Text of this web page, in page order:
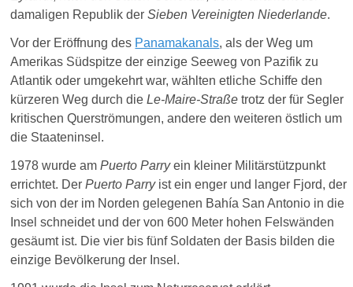
damaligen Republik der Sieben Vereinigten Niederlande.
Vor der Eröffnung des Panamakanals, a ls der Weg um
Amerikas Südspitze der einzige Seeweg von Pazifik zu
Atlantik oder umgekehrt war, wählten etliche Schiffe den
kürzeren Weg durch die Le-Maire-Straßetrotz der für Segler
kritischen Querströmungen, andere den weiteren östlich um
die Staateninsel.
1978 wurde amPuerto Parryein kleiner Militärstützpunkt
errichtet. DerPuerto Parryist ein enger und langer Fjord, der
sich von der im Norden gelegenen Bahía San Antonio in die
Insel schneidet und der von 600 Meter hohen Felswänden
gesäumt ist. Die vier bis fünf Soldaten der Basis bilden die
einzige Bevölkerung der Insel.